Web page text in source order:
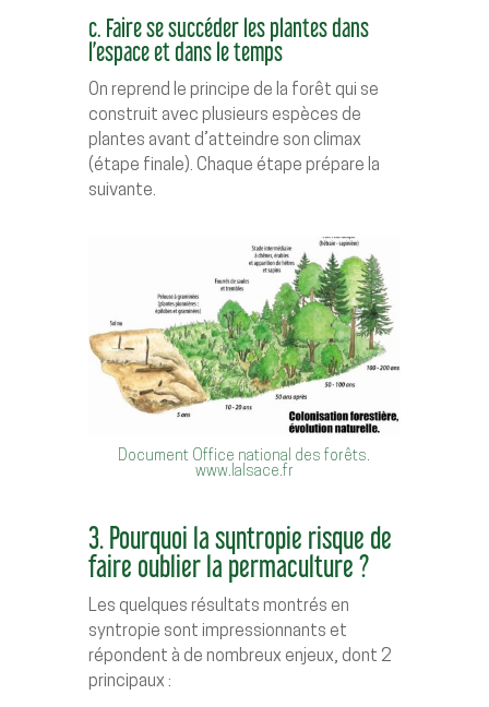
c. Faire se succéder les plantes dans
l’espace et dans le temps
On reprend le principe de la forêt qui se
construit avec plusieurs espèces de
plantes avant d’atteindre son climax
(étape finale). Chaque étape prépare la
suivante.
Document Office national des forêts.
www.lalsace.fr
3. Pourquoi la syntropie risque de
faire oublier la permaculture ?
Les quelques résultats montrés en
syntropie sont impressionnants et
répondent à de nombreux enjeux, dont 2
principaux :